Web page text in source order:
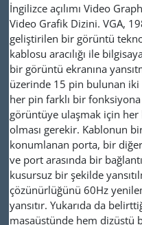
İngilizce açılımı Video
Video Grafik Dizini. VGA,
geliştirilen bir görüntü
kablosu aracılığı ile
bir görüntü ekranına
üzerinde 15 pin bulunan iki
her pin farklı bir
görüntüye ulaşmak için her
olması gerekir. Kablonun
konumlanan porta, bir
ve port arasında bir
kusursuz bir şekilde
çözünürlüğünü 60Hz
yansıtır. Yukarıda da
masaüstünde hem dizüstü